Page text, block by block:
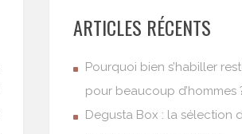
ARTICLES RÉCENTS
Pourquoi bien s’habiller
pour beaucoup d’hommes
Degusta Box : la sélection